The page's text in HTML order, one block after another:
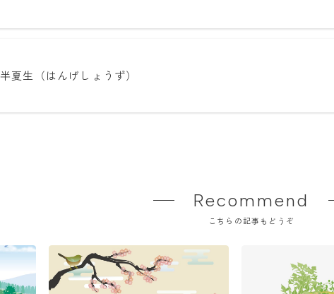
半夏生（はんげしょうず）
Recommend
こちらの記事もどうぞ